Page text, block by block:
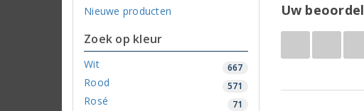
Nieuwe producten
Zoek op kleur
Wit 667
Rood 571
Rosé 71
Uw